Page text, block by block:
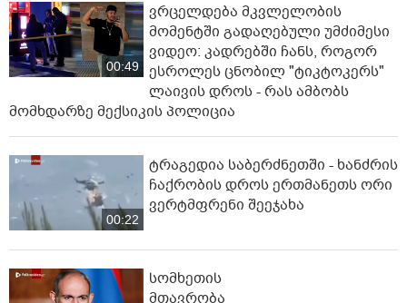
00:49
ვრცელდება მკვლელობის
მომენტში გადაღებული უმძიმესი
ვიდეო: კადრებში ჩანს, როგორ
ესროლეს ცნობილ "ტიკტოკერს"
ლაივის დროს - რას ამბობს
მომხდარზე მექსიკის პოლიცია
00:22
ტრაგედია საბერძნეთში - ხანძრის
ჩაქრობის დროს ერთმანეთს ორი
ვერტმფრენი შეეჯახა
სომხეთის
მთავრობა